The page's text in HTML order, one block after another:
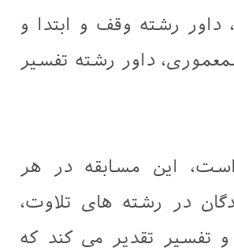
داور رشته وقف و ابتدا و
داور رشته تفسیر
این مسابقه در هر
در رشته های تلاوت،
و تفسیر تقدیر می کند که